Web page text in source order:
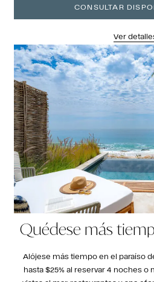
CONSULTAR
Ver
Quédese más
Alójese más tiempo en el paraíso
hasta $25% al reservar 4 noches o